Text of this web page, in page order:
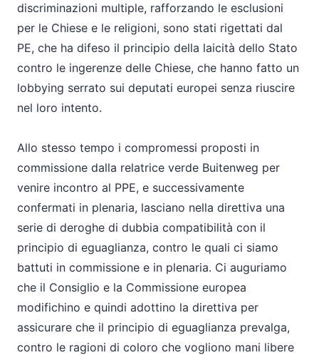
discriminazioni multiple, rafforzando le esclusioni
per le Chiese e le religioni, sono stati rigettati dal
PE, che ha difeso il principio della laicità dello Stato
contro le ingerenze delle Chiese, che hanno fatto un
lobbying serrato sui deputati europei senza riuscire
nel loro intento.
Allo stesso tempo i compromessi proposti in
commissione dalla relatrice verde Buitenweg per
venire incontro al PPE, e successivamente
confermati in plenaria, lasciano nella direttiva una
serie di deroghe di dubbia compatibilità con il
principio di eguaglianza, contro le quali ci siamo
battuti in commissione e in plenaria. Ci auguriamo
che il Consiglio e la Commissione europea
modifichino e quindi adottino la direttiva per
assicurare che il principio di eguaglianza prevalga,
contro le ragioni di coloro che vogliono mani libere